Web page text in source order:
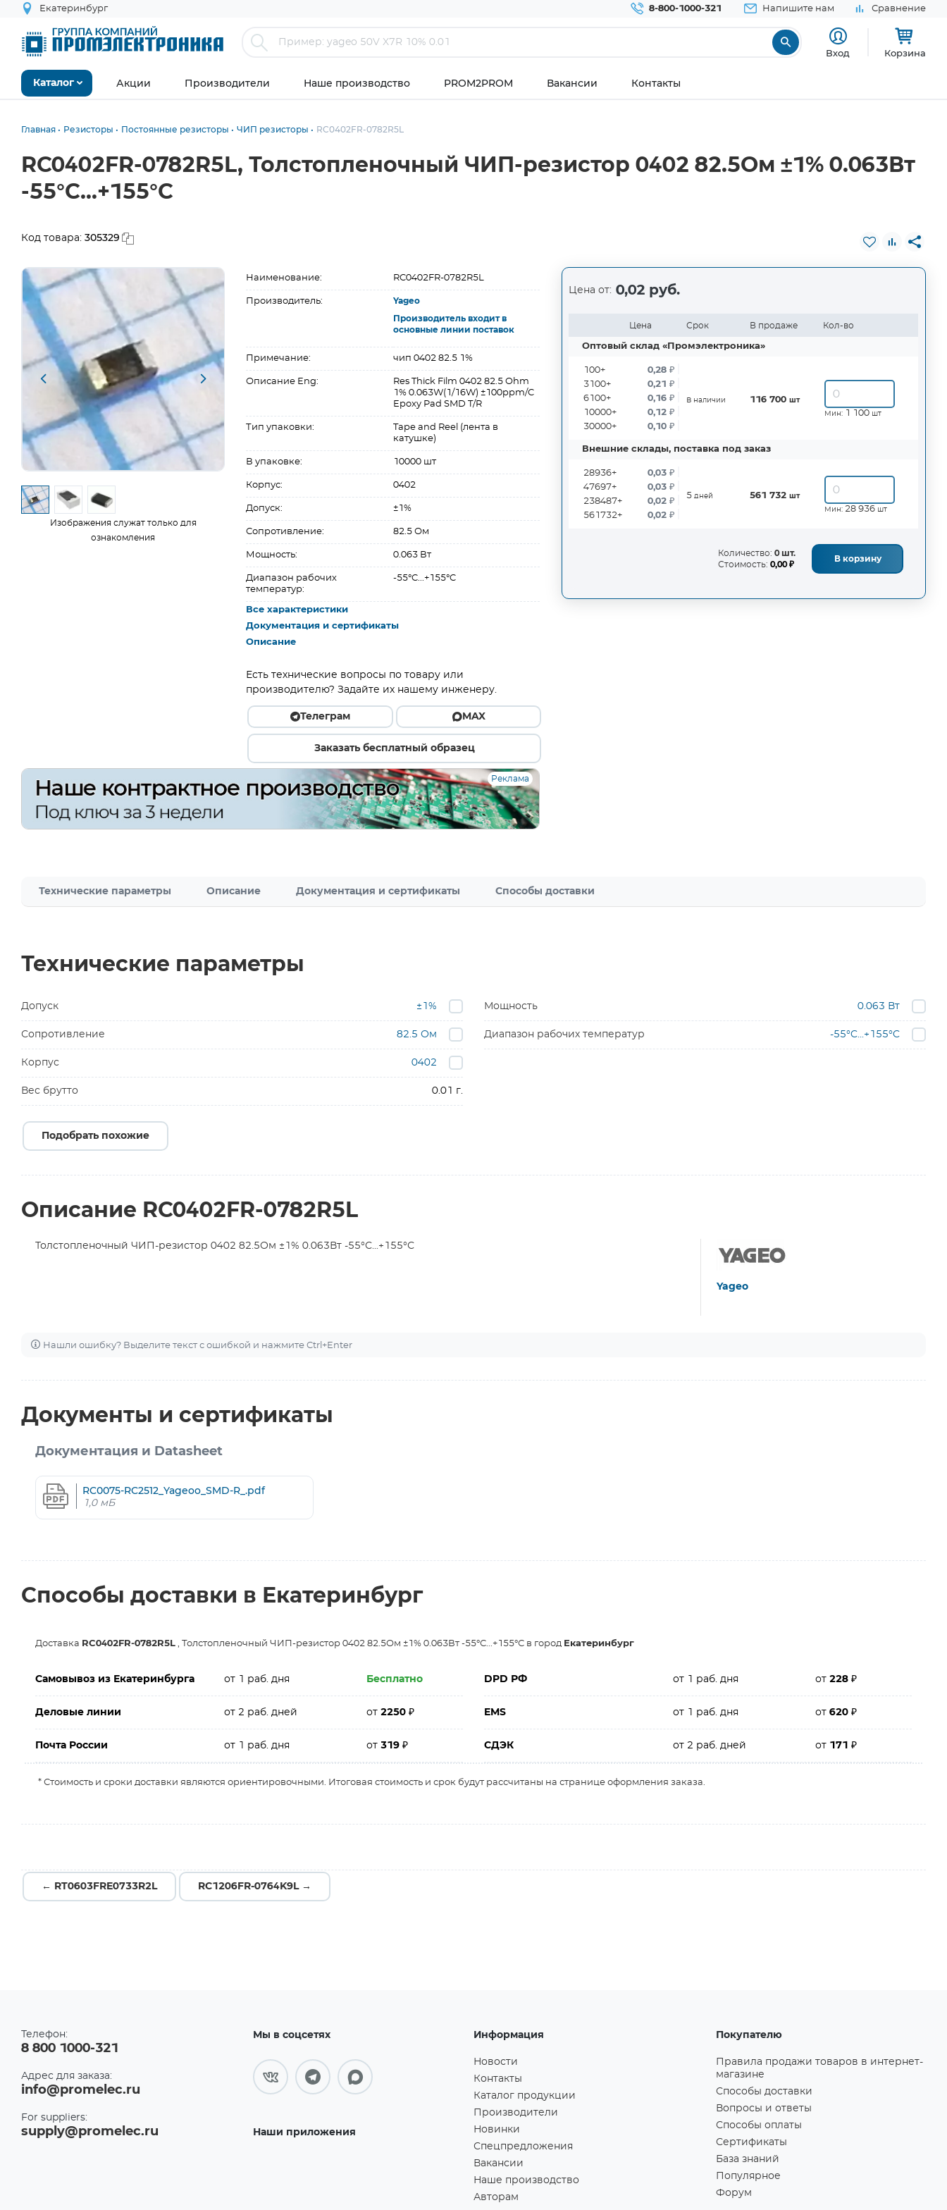
Екатеринбург 8-800-1000-321 Напишите нам Сравнение
Вход Корзина
Каталог Акции Производители Наше производство PROM2PROM Вакансии Контакты
Главная Резисторы Постоянные резисторы ЧИП резисторы RC0402FR-0782R5L
RC0402FR-0782R5L, Толстопленочный ЧИП-резистор 0402 82.5Ом ±1% 0.063Вт
-55°С...+155°С
Код товара: 305329
Изображения служат только для
ознакомления
Наименование: RC0402FR-0782R5L
Производитель: Yageo
Производитель входит в
основные линии поставок
Примечание: чип 0402 82.5 1%
Описание Eng:
Res Thick Film 0402 82.5 Ohm
1% 0.063W(1/16W) ±100ppm/C
Epoxy Pad SMD T/R
Тип упаковки:
Tape and Reel (лента в
катушке)
В упаковке: 10000 шт
Корпус: 0402
Допуск: ±1%
Сопротивление: 82.5 Ом
Мощность: 0.063 Вт
Диапазон рабочих
температур:
-55°C...+155°C
Все характеристики
Документация и сертификаты
Описание
Есть технические вопросы по товару или
производителю? Задайте их нашему инженеру.
Телеграм MAX
Заказать бесплатный образец
Реклама
Цена от: 0,02 руб.
Цена Срок В продаже Кол-во
Оптовый склад «Промэлектроника»
100+
3100+
6100+
10000+
30000+
0,28 ₽
0,21 ₽
0,16 ₽
0,12 ₽
0,10 ₽
В наличии 116 700 шт
Мин: 1 100 шт
Внешние склады, поставка под заказ
28936+
47697+
238487+
561732+
0,03 ₽
0,03 ₽
0,02 ₽
0,02 ₽
5 дней 561 732 шт
Мин: 28 936 шт
Количество: 0 шт.
Стоимость: 0,00 ₽
В корзину
Технические параметры Описание Документация и сертификаты Способы доставки
Технические параметры
Допуск ±1%
Сопротивление 82.5 Ом
Мощность 0.063 Вт
Диапазон рабочих температур -55°C...+155°C
Корпус 0402
Вес брутто 0.01 г.
Подобрать похожие
Описание RC0402FR-0782R5L
Толстопленочный ЧИП-резистор 0402 82.5Ом ±1% 0.063Вт -55°С...+155°С
Yageo
Нашли ошибку? Выделите текст с ошибкой и нажмите Ctrl+Enter
Документы и сертификаты
Документация и Datasheet
RC0075-RC2512_Yageoo_SMD-R_.pdf
1,0 мБ
Способы доставки в Екатеринбург
Доставка RC0402FR-0782R5L , Толстопленочный ЧИП-резистор 0402 82.5Ом ±1% 0.063Вт -55°С...+155°С в город Екатеринбург
Самовывоз из Екатеринбурга от 1 раб. дня Бесплатно DPD РФ от 1 раб. дня от228₽
Деловые линии от 2 раб. дней от2250₽ EMS от 1 раб. дня от620₽
Почта России от 1 раб. дня от319₽ СДЭК от 2 раб. дней от 171₽
* Стоимость и сроки доставки являются ориентировочными. Итоговая стоимость и срок будут рассчитаны на странице оформления заказа.
← RT0603FRE0733R2L RC1206FR-0764K9L →
Телефон:
8 800 1000-321
Адрес для заказа:
info@promelec.ru
For suppliers:
supply@promelec.ru
Мы в соцсетях
Наши приложения
Информация
Новости
Контакты
Каталог продукции
Производители
Новинки
Спецпредложения
Вакансии
Наше производство
Авторам
Покупателю
Правила продажи товаров в интернет-
магазине
Способы доставки
Вопросы и ответы
Способы оплаты
Сертификаты
База знаний
Популярное
Форум